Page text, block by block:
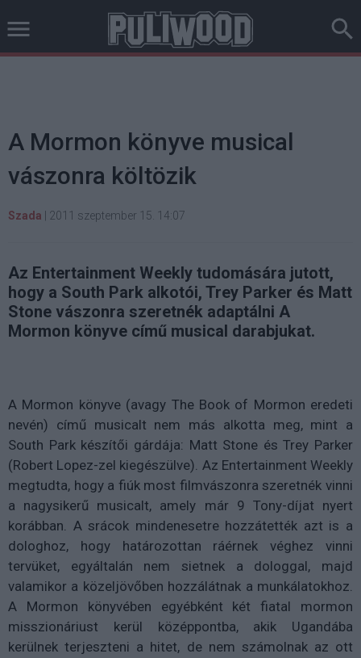
A Mormon könyve musical
vászonra költözik
Szada 2011 szeptember 15. 14:07
Az Entertainment Weekly tudomására jutott,
hogy a South Park alkotói, Trey Parker és Matt
Stone vászonra szeretnék adaptálni A
Mormon könyve című musical darabjukat.
A Mormon könyve (avagy The Book of Mormon eredeti
nevén) című musicalt nem más alkotta meg, mint a
South Park készítői gárdája: Matt Stone és Trey Parker
(Robert Lopez-zel kiegészülve). Az Entertainment Weekly
megtudta, hogy a fiúk most filmvászonra szeretnék vinni
a nagysikerű musicalt, amely már 9 Tony-díjat nyert
korábban. A srácok mindenesetre hozzátették azt is a
dologhoz, hogy határozottan ráérnek véghez vinni
tervüket, egyáltalán nem sietnek a dologgal, majd
valamikor a közeljövőben hozzálátnak a munkálatokhoz.
A Mormon könyvében egyébként két fiatal mormon
misszionáriust kerül középpontba, akik Ugandába
kerülnek terjeszteni a hitet, de nem számolnak az ott